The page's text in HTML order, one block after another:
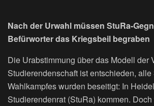
Nach der Urwahl müssen StuRa-
Befürworter das Kriegsbeil begraben
Die Urabstimmung über das Modell der
Studierendenschaft ist entschieden,
Wahlkampfes wurden beseitigt: In
Studierendenrat (StuRa) kommen.